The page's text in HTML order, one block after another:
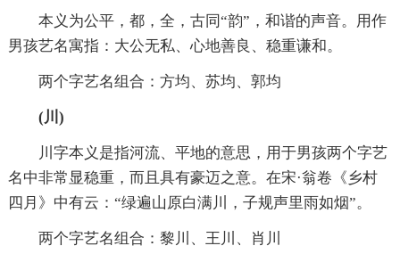
本义为公平，都，全，古同“韵”，和谐的声音。用作
男孩艺名寓指：大公无私、心地善良、稳重谦和。
两个字艺名组合：方均、苏均、郭均
(川)
川字本义是指河流、平地的意思，用于男孩两个字艺
名中非常显稳重，而且具有豪迈之意。在宋·翁卷《乡村
四月》中有云：“绿遍山原白满川，子规声里雨如烟”。
两个字艺名组合：黎川、王川、肖川